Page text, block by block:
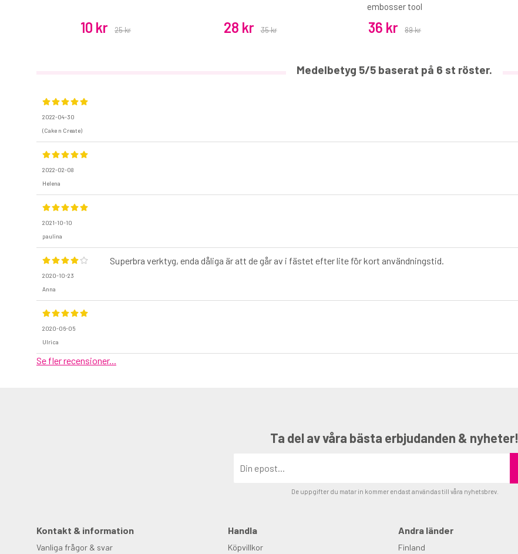
10 kr 25 kr 28 kr 35 kr
embosser tool
36 kr 89 kr
Medelbetyg 5/5 baserat på 6 st röster.
2022-04-30
(Cake n Create)
2022-02-08
Helena
2021-10-10
paulina
2020-10-23
Anna
Superbra verktyg, enda dåliga är att de går av i fästet efter lite för kort användningstid.
2020-06-05
Ulrica
Se fler recensioner...
Ta del av våra bästa erbjudanden & nyheter!
De uppgifter du matar in kommer endast användas till våra nyhetsbrev.
Kontakt & information
Vanliga frågor & svar
Handla
Köpvillkor
Andra länder
Finland